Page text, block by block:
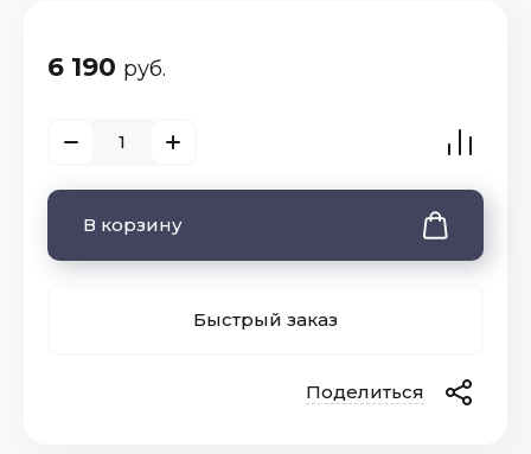
6 190 руб.
В корзину
Быстрый заказ
Поделиться